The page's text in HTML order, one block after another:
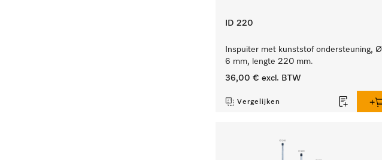
ID 220
Inspuiter met kunststof ondersteuning, Ø
6 mm, lengte 220 mm.
36,00 € excl. BTW
Vergelijken